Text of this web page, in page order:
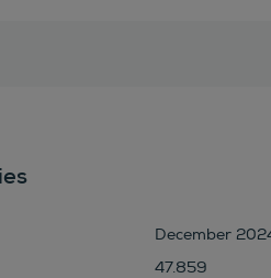
December
47.859